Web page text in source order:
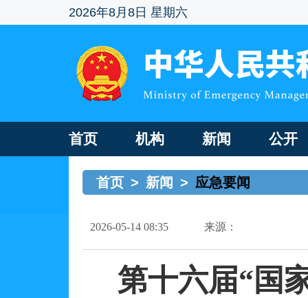
2026年8月8日 星期六
首页 机构 新闻 公开
首页 > 新闻 > 应急要闻
2026-05-14 08:35 来源：
第十六届“国